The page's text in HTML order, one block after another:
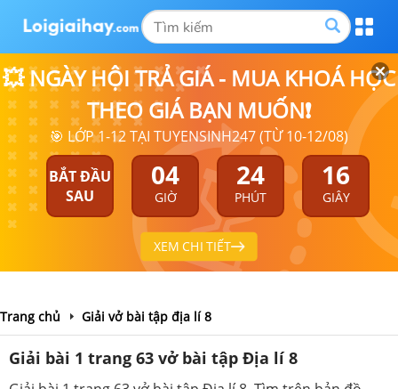
💥 NGÀY HỘI TRẢ GIÁ - MUA KHOÁ HỌC
THEO GIÁ BẠN MUỐN❗
🎯 LỚP 1-12 TẠI TUYENSINH247 (TỪ 10-12/08)
BẮT ĐẦU
SAU
04
GIỜ
24
PHÚT
16
GIÂY
XEM CHI TIẾT
Trang chủ Giải vở bài tập địa lí 8
Giải bài 1 trang 63 vở bài tập Địa lí 8